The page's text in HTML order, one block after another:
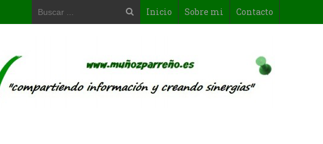
Inicio Sobre mi Contacto